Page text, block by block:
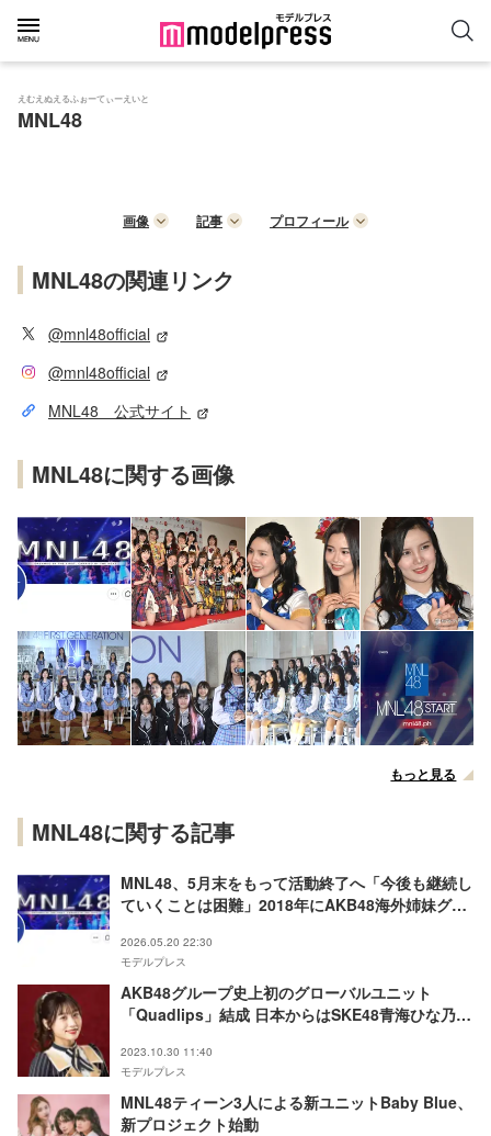
えむえぬえるふぉーてぃーえいと
MNL48
画像 記事 プロフィール
MNL48の関連リンク
@mnl48official
@mnl48official
MNL48 公式サイト
MNL48に関する画像
もっと見る
MNL48に関する記事
MNL48、5月末をもって活動終了へ「今後も継続し
ていくことは困難」2018年にAKB48海外姉妹グル
2026.05.20 22:30
モデルプレス
AKB48グループ史上初のグローバルユニット
「Quadlips」結成 日本からはSKE48青海ひな乃が
2023.10.30 11:40
モデルプレス
MNL48ティーン3人による新ユニットBaby Blue、
新プロジェクト始動